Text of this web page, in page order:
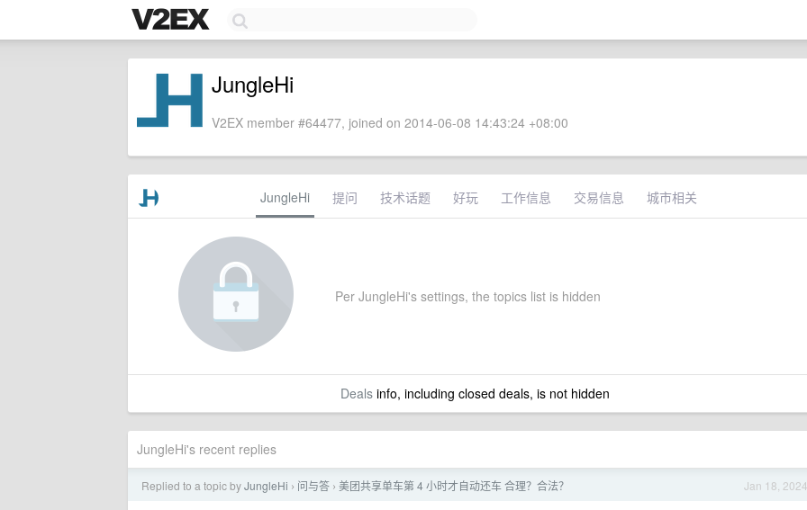
JungleHi
V2EX member #64477, joined on 2014-06-08 14:43:24 +08:00
JungleHi 提问 技术话题 好玩 工作信息 交易信息 城市相关
Per JungleHi's settings, the topics list is hidden
Dealsinfo, including closed deals, is not hidden
JungleHi's recent replies
Jan 18, 2024
Replied to a topic byJungleHi › 问与答 › 美团共享单车第 4 小时才自动还车 合理？合法？